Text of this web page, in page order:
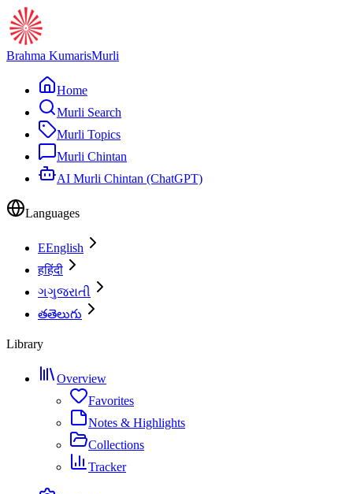
Brahma KumarisMurli
Home
Murli Search
Murli Topics
Murli Chintan
AI Murli Chintan (ChatGPT)
Languages
EEnglish
हहिंदी
ગગુજરાતી
తతెలుగు
Library
Overview
Favorites
Notes & Highlights
Collections
Tracker